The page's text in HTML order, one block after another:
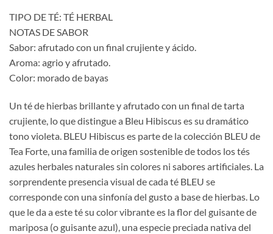
TIPO DE TÉ: TÉ HERBAL
NOTAS DE SABOR
Sabor: afrutado con un final crujiente y ácido.
Aroma: agrio y afrutado.
Color: morado de bayas
Un té de hierbas brillante y afrutado con un final de tarta
crujiente, lo que distingue a Bleu Hibiscus es su dramático
tono violeta. BLEU Hibiscus es parte de la colección BLEU de
Tea Forte, una familia de origen sostenible de todos los tés
azules herbales naturales sin colores ni sabores artificiales. La
sorprendente presencia visual de cada té BLEU se
corresponde con una sinfonía del gusto a base de hierbas. Lo
que le da a este té su color vibrante es la flor del guisante de
mariposa (o guisante azul), una especie preciada nativa del